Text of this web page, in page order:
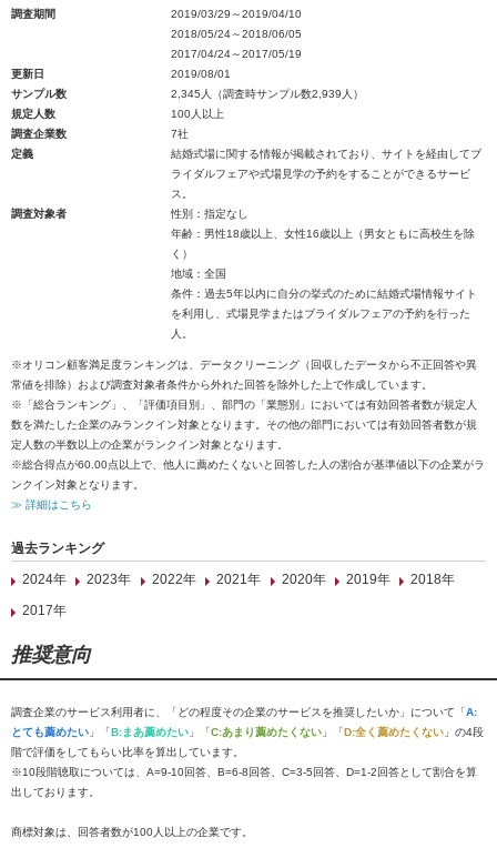
調査期間
2019/03/29～2019/04/10
2018/05/24～2018/06/05
2017/04/24～2017/05/19
更新日
2019/08/01
サンプル数
2,345人（調査時サンプル数2,939人）
規定人数
100人以上
調査企業数
7社
定義
結婚式場に関する情報が掲載されており、サイトを経由してブ
ライダルフェアや式場見学の予約をすることができるサービ
ス。
調査対象者
性別：指定なし
年齢：男性18歳以上、女性16歳以上（男女ともに高校生を除
く）
地域：全国
条件：過去5年以内に自分の挙式のために結婚式場情報サイト
を利用し、式場見学またはブライダルフェアの予約を行った
人。
※オリコン顧客満足度ランキングは、データクリーニング（回収したデータから不正回答や異
常値を排除）および調査対象者条件から外れた回答を除外した上で作成しています。
※「総合ランキング」、「評価項目別」、部門の「業態別」においては有効回答者数が規定人
数を満たした企業のみランクイン対象となります。その他の部門においては有効回答者数が規
定人数の半数以上の企業がランクイン対象となります。
※総合得点が60.00点以上で、他人に薦めたくないと回答した人の割合が基準値以下の企業がラ
ンクイン対象となります。
≫ 詳細はこちら
過去ランキング
2024年
2023年 2022年 2021年 2020年 2019年
2018年
2017年
推奨意向
調査企業のサービス利用者に、「どの程度その企業のサービスを推奨したいか」について「A:
とても薦めたい 」「B:まあ薦めたい 」「C:あまり薦めたくない 」「D:全く薦めたくない 」の4段
階で評価をしてもらい比率を算出しています。
※10段階聴取については、A=9-10回答、B=6-8回答、C=3-5回答、D=1-2回答として割合を算
出しております。
商標対象は、回答者数が100人以上の企業です。